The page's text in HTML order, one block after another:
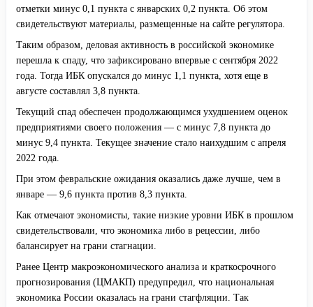
отметки минус 0,1 пункта с январских 0,2 пункта. Об этом
свидетельствуют материалы, размещенные на сайте регулятора.
Таким образом, деловая активность в российской экономике
перешла к спаду, что зафиксировано впервые с сентября 2022
года. Тогда ИБК опускался до минус 1,1 пункта, хотя еще в
августе составлял 3,8 пункта.
Текущий спад обеспечен продолжающимся ухудшением оценок
предприятиями своего положения — с минус 7,8 пункта до
минус 9,4 пункта. Текущее значение стало наихудшим с апреля
2022 года.
При этом февральские ожидания оказались даже лучше, чем в
январе — 9,6 пункта против 8,3 пункта.
Как отмечают экономисты, такие низкие уровни ИБК в прошлом
свидетельствовали, что экономика либо в рецессии, либо
балансирует на грани стагнации.
Ранее Центр макроэкономического анализа и краткосрочного
прогнозирования (ЦМАКП) предупредил, что национальная
экономика России оказалась на грани стагфляции. Так